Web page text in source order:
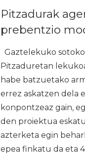
Pitzadurak
prebentzio
Gaztelekuko
Pitzaduretan
habe batzuetako
errez askatzen dela
konpontzeaz gain,
den proiektua
azterketa egin
epea finkatu da eta